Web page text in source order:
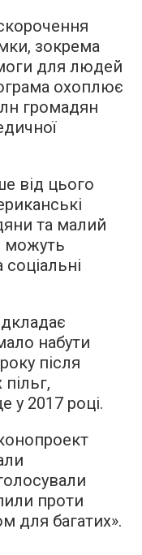
зокрема
для людей
охоплює
громадян
від цього
та малий
можуть
соціальні
набути
після
у 2017 році.
проти
для багатих».